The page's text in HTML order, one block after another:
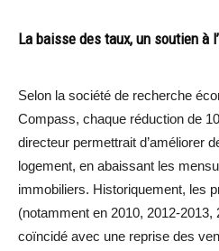
La baisse des taux, un soutien à
Selon la société de recherche
Compass, chaque réduction de
directeur permettrait d’améliorer
logement, en abaissant les
immobiliers. Historiquement, les
(notamment en 2010, 2012-2013,
coïncidé avec une reprise des